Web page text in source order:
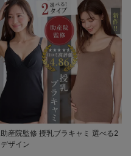
助産院監修 授乳ブラキャミ 選べる2
デザイン